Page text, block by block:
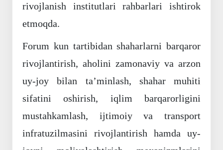
rivojlanish institutlari rahbarlari ishtirok
etmoqda.
Forum kun tartibidan shaharlarni barqaror
rivojlantirish, aholini zamonaviy va arzon
uy-joy bilan taʼminlash, shahar muhiti
sifatini oshirish, iqlim barqarorligini
mustahkamlash, ijtimoiy va transport
infratuzilmasini rivojlantirish hamda uy-